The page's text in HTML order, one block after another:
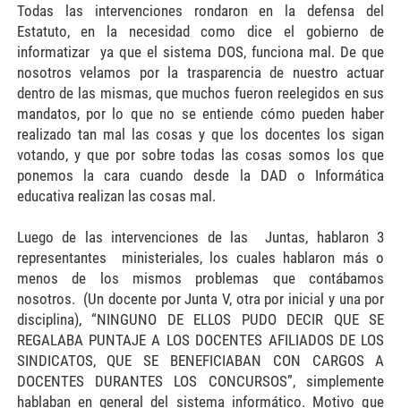
Todas las intervenciones rondaron en la defensa del
Estatuto, en la necesidad como dice el gobierno de
informatizar ya que el sistema DOS, funciona mal. De que
nosotros velamos por la trasparencia de nuestro actuar
dentro de las mismas, que muchos fueron reelegidos en sus
mandatos, por lo que no se entiende cómo pueden haber
realizado tan mal las cosas y que los docentes los sigan
votando, y que por sobre todas las cosas somos los que
ponemos la cara cuando desde la DAD o Informática
educativa realizan las cosas mal.
Luego de las intervenciones de las Juntas, hablaron 3
representantes ministeriales, los cuales hablaron más o
menos de los mismos problemas que contábamos
nosotros. (Un docente por Junta V, otra por inicial y una por
disciplina), “NINGUNO DE ELLOS PUDO DECIR QUE SE
REGALABA PUNTAJE A LOS DOCENTES AFILIADOS DE LOS
SINDICATOS, QUE SE BENEFICIABAN CON CARGOS A
DOCENTES DURANTES LOS CONCURSOS”, simplemente
hablaban en general del sistema informático. Motivo que